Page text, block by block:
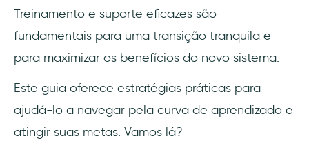
treinamento baseado em funções
Melhores práticas de treinamento de
funcionários para uma transição tranquila
Atender a diversas necessidades de
aprendizado
Promover a retenção de conhecimento
Treinamento e suporte eficazes são
fundamentais para uma transição tranquila e
para maximizar os benefícios do novo sistema.
Este guia oferece estratégias práticas para
ajudá-lo a navegar pela curva de aprendizado e
atingir suas metas. Vamos lá?